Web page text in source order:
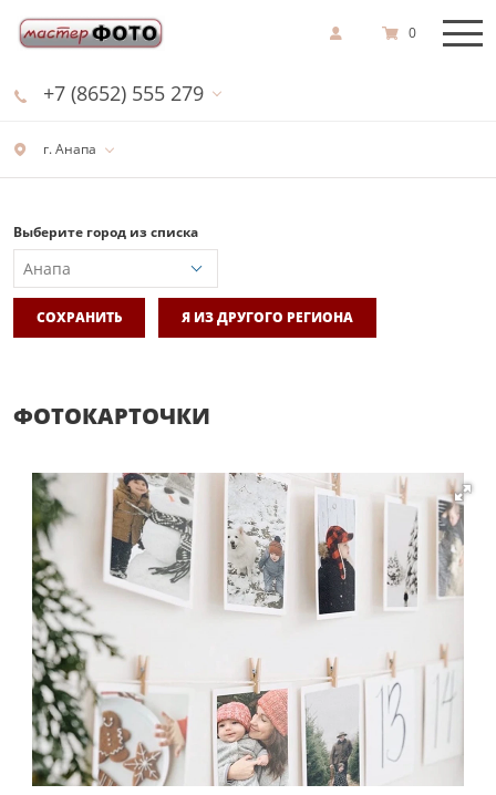
г. Анапа
+7 (8652) 555 279
0
Выберите город из списка
СОХРАНИТЬ Я ИЗ ДРУГОГО РЕГИОНА
ФОТОКАРТОЧКИ